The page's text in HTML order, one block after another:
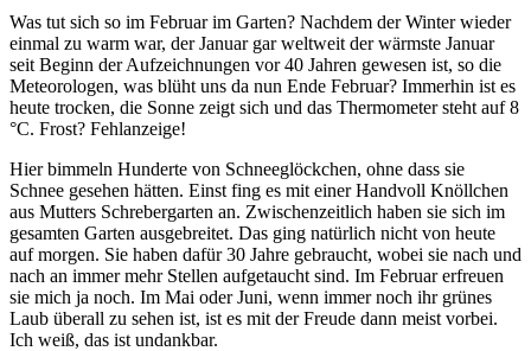
Was tut sich so im Februar im Garten? Nachdem der Winter wieder
einmal zu warm war, der Januar gar weltweit der wärmste Januar
seit Beginn der Aufzeichnungen vor 40 Jahren gewesen ist, so die
Meteorologen, was blüht uns da nun Ende Februar? Immerhin ist es
heute trocken, die Sonne zeigt sich und das Thermometer steht auf 8
°C. Frost? Fehlanzeige!
Hier bimmeln Hunderte von Schneeglöckchen, ohne dass sie
Schnee gesehen hätten. Einst fing es mit einer Handvoll Knöllchen
aus Mutters Schrebergarten an. Zwischenzeitlich haben sie sich im
gesamten Garten ausgebreitet. Das ging natürlich nicht von heute
auf morgen. Sie haben dafür 30 Jahre gebraucht, wobei sie nach und
nach an immer mehr Stellen aufgetaucht sind. Im Februar erfreuen
sie mich ja noch. Im Mai oder Juni, wenn immer noch ihr grünes
Laub überall zu sehen ist, ist es mit der Freude dann meist vorbei.
Ich weiß, das ist undankbar.